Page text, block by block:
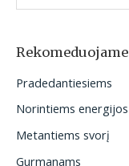
o
:
Rekomeduojame
Pradedantiesiems
Norintiems energijos
Metantiems svorį
Gurmanams